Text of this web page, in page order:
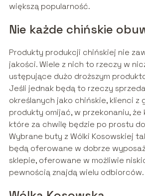
większą popularność.
Nie każde chińskie
Produkty produkcji chińskiej nie
jakości. Wiele z nich to rzeczy w
ustępujące dużo droższym
Jeśli jednak będą to rzeczy
określanych jako chińskie, klienci z
produkty omijać, w przekonaniu, że
które za chwilę będzie po prostu
Wybrane buty z Wólki Kosowskiej
będą oferowane w dobrze
sklepie, oferowane w możliwie
pewnością znajdą wielu odbiorców.